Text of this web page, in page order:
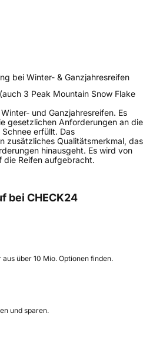
(GPSR)
GmbH, Am Blumenfeld 10,
Deutschland, Tekefon:
e-mail: hgs.spain@testgs.com
bei Winter- & Ganzjahresreifen
3 Peak Mountain Snow Flake
und Ganzjahresreifen. Es
gesetzlichen Anforderungen an die
erfüllt. Das
zusätzliches Qualitätsmerkmal, das
hinausgeht. Es wird von
die Reifen aufgebracht.
bei CHECK24
über 10 Mio. Optionen finden.
und sparen.